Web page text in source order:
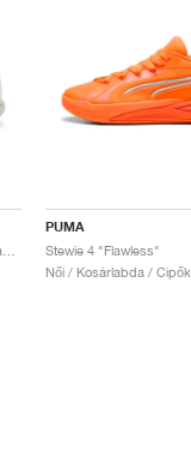
PUMA
Stewie 4 "Flawless"
Női / Kosárlabda / Cipők